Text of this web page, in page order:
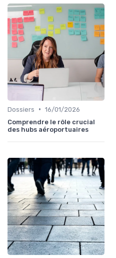
Dossiers • 16/01/2026
Comprendre le rôle crucial
des hubs aéroportuaires